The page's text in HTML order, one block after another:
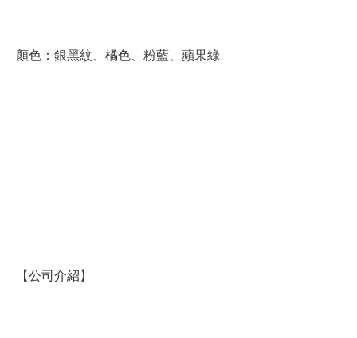
顏色：銀黑紋、橘色、粉藍、蘋果綠
【公司介紹】